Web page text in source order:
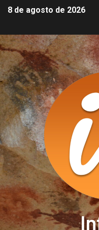
8 de agosto de 2026